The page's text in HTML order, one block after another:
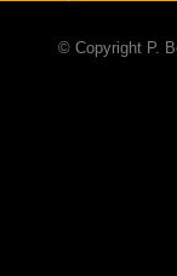
© Copyright P.